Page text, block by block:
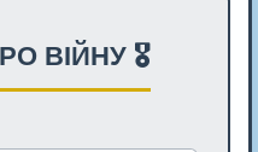
ВІЙНУ 🎖️